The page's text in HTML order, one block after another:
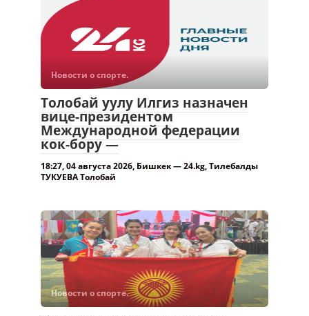
Толобай уулу Илгиз назначен
вице-президентом
Международной федерации
кок-бору —
18:27, 04 августа 2026, Бишкек — 24.kg, Тилебалды
ТУКУЕВА Толобай
Четыре медали завоевали
кыргызстанские спортсменки
на чемпионате Азии GAMMA —
Кыргызстанские спортсменки показали высокие
результаты на чемпионате Азии GAMMA Asian